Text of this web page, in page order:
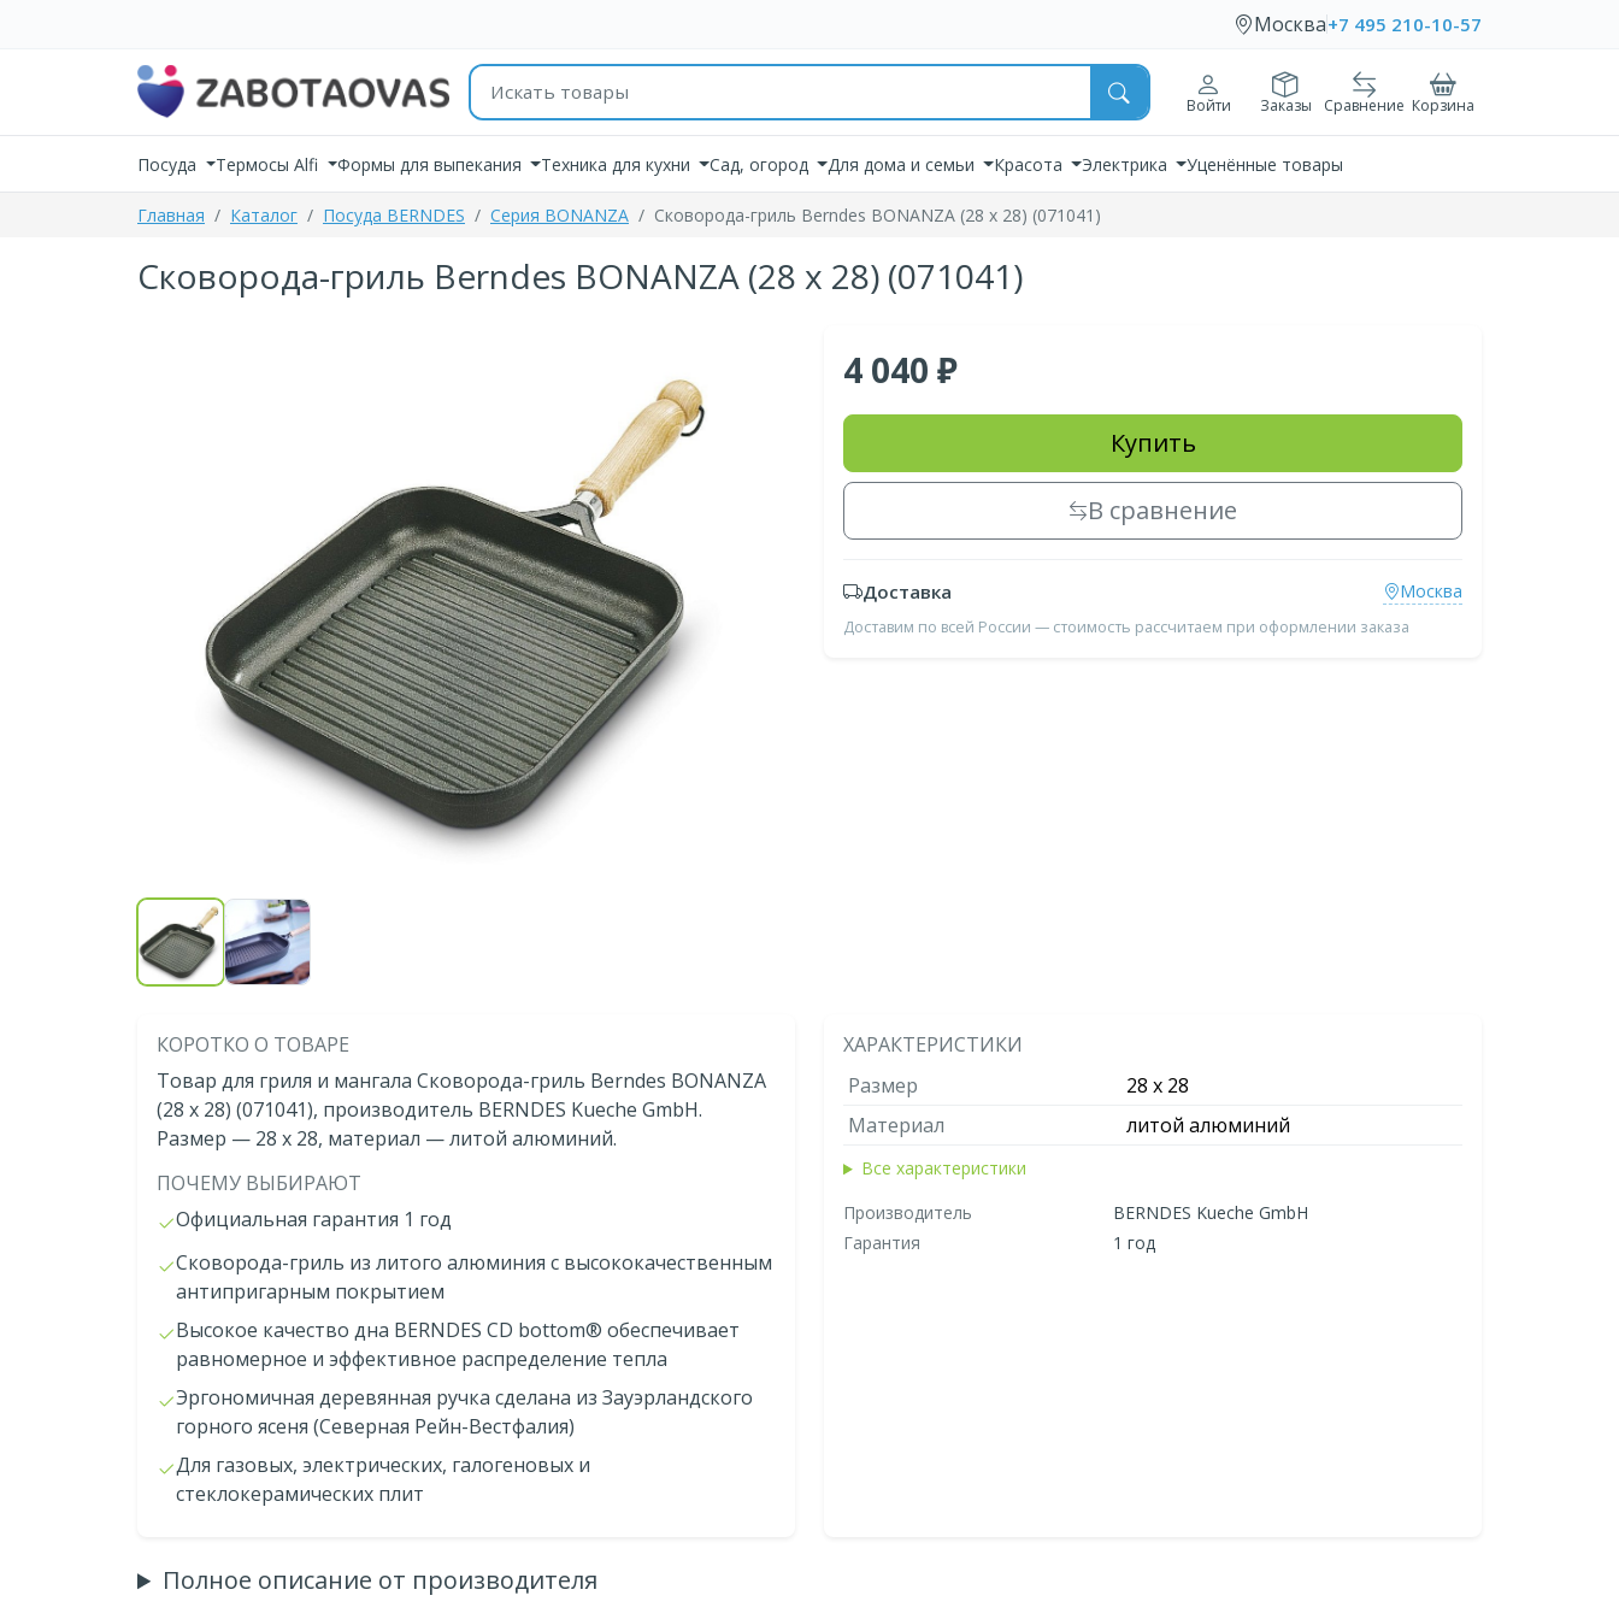
Москва+7 495 210-10-57
Поиск товаров
Войти Заказы Сравнение Корзина
Посуда Термосы Alfi Формы для выпекания Техника для кухни Сад, огород Для дома и семьи Красота Электрика Уценённые товары
Главная Каталог Посуда BERNDES Серия BONANZA Cковорода-гриль Berndes BONANZA (28 x 28) (071041)
Cковорода-гриль Berndes BONANZA (28 x 28) (071041)
4 040
Купить
В сравнение
Доставка Москва
Доставим по всей России — стоимость рассчитаем при оформлении заказа
КОРОТКО О ТОВАРЕ
Товар для гриля и мангала Cковорода-гриль Berndes BONANZA
(28 x 28) (071041), производитель BERNDES Kueche GmbH.
Размер — 28 x 28, материал — литой алюминий.
ПОЧЕМУ ВЫБИРАЮТ
Официальная гарантия 1 год
Сковорода-гриль из литого алюминия с высококачественным
антипригарным покрытием
Высокое качество дна BERNDES CD bottom® обеспечивает
равномерное и эффективное распределение тепла
Эргономичная деревянная ручка сделана из Зауэрландского
горного ясеня (Северная Рейн-Вестфалия)
Для газовых, электрических, галогеновых и
стеклокерамических плит
ХАРАКТЕРИСТИКИ
Размер
28 x 28
Материал
литой алюминий
Все характеристики
Производитель
BERNDES Kueche GmbH
Гарантия
1 год
Полное описание от производителя